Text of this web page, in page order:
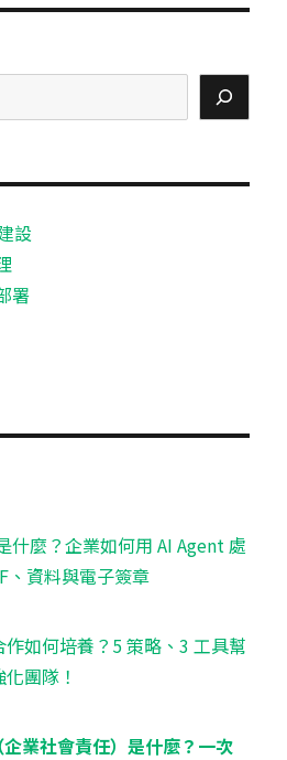
設
署
什麼？企業如何用 AI Agent 處
、資料與電子簽章
作如何培養？5 策略、3 工具幫
團隊！
企業社會責任）是什麼？一次